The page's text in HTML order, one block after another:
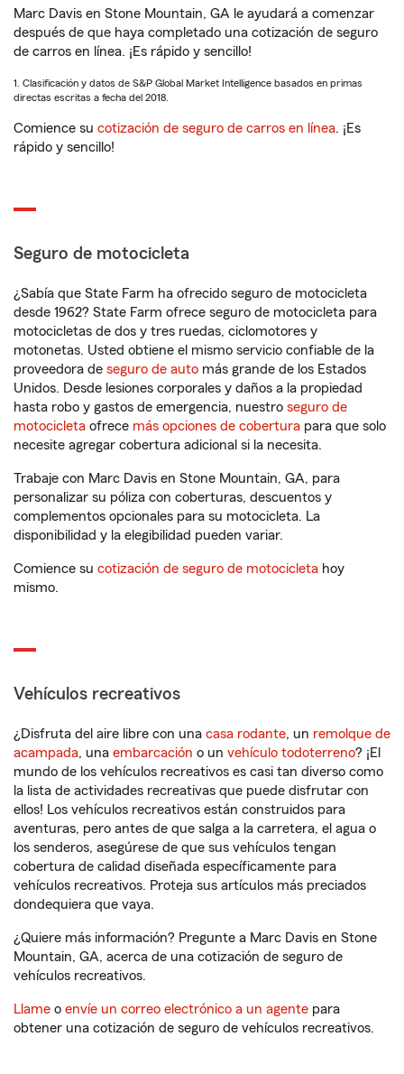
Marc Davis en Stone Mountain, GA le ayudará a comenzar
después de que haya completado una cotización de seguro
de carros en línea. ¡Es rápido y sencillo!
1. Clasificación y datos de S&P Global Market Intelligence basados en primas
directas escritas a fecha del 2018.
Comience su cotización de seguro de carros en línea. ¡Es
rápido y sencillo!
Seguro de motocicleta
¿Sabía que State Farm ha ofrecido seguro de motocicleta
desde 1962? State Farm ofrece seguro de motocicleta para
motocicletas de dos y tres ruedas, ciclomotores y
motonetas. Usted obtiene el mismo servicio confiable de la
proveedora de seguro de auto más grande de los Estados
Unidos. Desde lesiones corporales y daños a la propiedad
hasta robo y gastos de emergencia, nuestro seguro de
motocicleta ofrece más opciones de cobertura para que solo
necesite agregar cobertura adicional si la necesita.
Trabaje con Marc Davis en Stone Mountain, GA, para
personalizar su póliza con coberturas, descuentos y
complementos opcionales para su motocicleta. La
disponibilidad y la elegibilidad pueden variar.
Comience su cotización de seguro de motocicleta hoy
mismo.
Vehículos recreativos
¿Disfruta del aire libre con una casa rodante, un remolque de
acampada, una embarcación o un vehículo todoterreno? ¡El
mundo de los vehículos recreativos es casi tan diverso como
la lista de actividades recreativas que puede disfrutar con
ellos! Los vehículos recreativos están construidos para
aventuras, pero antes de que salga a la carretera, el agua o
los senderos, asegúrese de que sus vehículos tengan
cobertura de calidad diseñada específicamente para
vehículos recreativos. Proteja sus artículos más preciados
dondequiera que vaya.
¿Quiere más información? Pregunte a Marc Davis en Stone
Mountain, GA, acerca de una cotización de seguro de
vehículos recreativos.
Llame o envíe un correo electrónico a un agente para
obtener una cotización de seguro de vehículos recreativos.